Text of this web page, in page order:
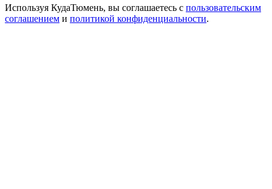
Используя КудаТюмень, вы соглашаетесь с пользовательским
соглашением и политикой конфиденциальности.